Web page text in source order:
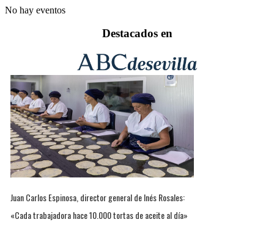
No hay eventos
Destacados en
Juan Carlos Espinosa, director general de Inés Rosales:
«Cada trabajadora hace 10.000 tortas de aceite al día»